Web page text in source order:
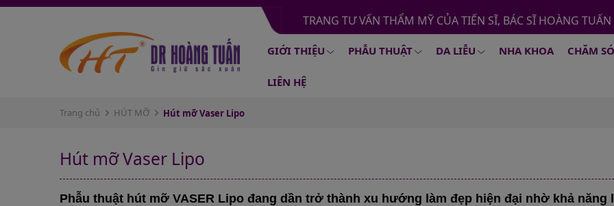
TRANG TƯ VẤN THẨM MỸ CỦA TIẾN SĨ, BÁC SĨ HOÀNG TUẤN
GIỚI THIỆU PHẪU THUẬT DA LIỄU NHA KHOA CHĂM
LIÊN HỆ
Trang chủ HÚT MỠ Hút mỡ Vaser Lipo
Hút mỡ Vaser Lipo
Phẫu thuật hút mỡ VASER Lipo đang dần trở thành xu hướng làm đẹp hiện đại nhờ khả